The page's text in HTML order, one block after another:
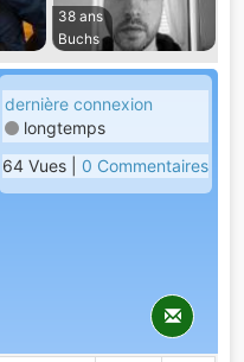
38 ans
Buchs
dernière connexion
longtemps
64 Vues | 0 Commentaires